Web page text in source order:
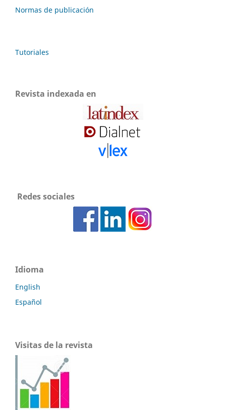
Normas de publicación
Tutoriales
Revista indexada en
Redes sociales
Idioma
English
Español
Visitas de la revista